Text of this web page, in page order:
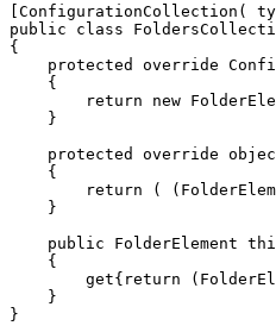
[ConfigurationCollection(
public class
{
protected override
    {
return new
    }
protected override
    {
return (
    }
public FolderElement
    {
get{return
    }